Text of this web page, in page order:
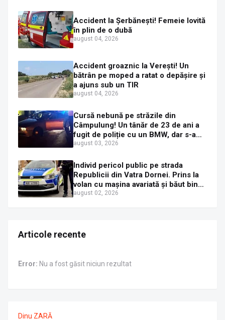
Accident la Șerbănești! Femeie lovită
în plin de o dubă
august 04, 2026
Accident groaznic la Verești! Un
bătrân pe moped a ratat o depășire și
a ajuns sub un TIR
august 04, 2026
Cursă nebună pe străzile din
Câmpulung! Un tânăr de 23 de ani a
fugit de poliție cu un BMW, dar s-a
oprit într-un gard de pe strada
august 03, 2026
Individ pericol public pe strada
Republicii din Vatra Dornei. Prins la
volan cu mașina avariată și băut bine,
în plină zi
august 02, 2026
Articole recente
Error: Nu a fost găsit niciun rezultat
Dinu ZARĂ